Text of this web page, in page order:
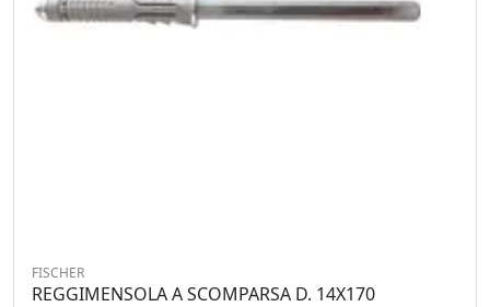
FISCHER
REGGIMENSOLA A SCOMPARSA D. 14X170